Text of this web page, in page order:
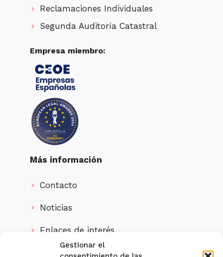
Gestionar el
Reclamaciones Individuales
Segunda Auditoría Catastral
Empresa miembro:
Más información
Contacto
Noticias
Enlaces de interés
Quienes somos